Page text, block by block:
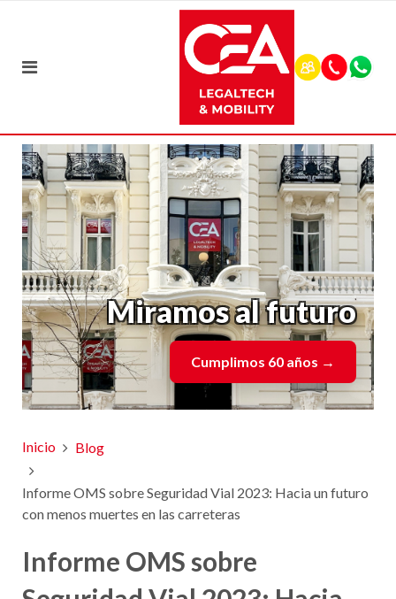
Miramos al futuro
Cumplimos 60 años →
Inicio Blog
Informe OMS sobre Seguridad Vial 2023: Hacia un futuro
con menos muertes en las carreteras
Informe OMS sobre